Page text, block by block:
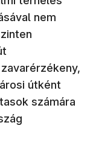
nem
útként
számára